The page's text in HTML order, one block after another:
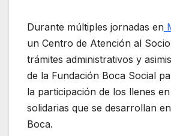
Durante múltiples jornadas en
un Centro de Atención al
trámites administrativos y
de la Fundación Boca Social
la participación de los llenes
solidarias que se desarrollan
Boca.